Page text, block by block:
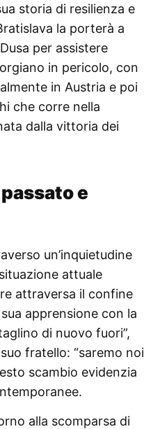
storia di resilienza e
la porterà a
per assistere
in pericolo, con
in Austria e poi
che corre nella
dalla vittoria dei
e
un’inquietudine
attuale
attraversa il confine
apprensione con la
di nuovo fuori”,
fratello: “saremo noi
scambio evidenzia
alla scomparsa di